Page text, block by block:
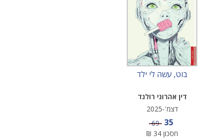
בוט, עשה לי ילד
דין אהרוני רולנד
דצמ'-2025
מחיר מבצע
35 מחיר
69
חסכון 34
₪